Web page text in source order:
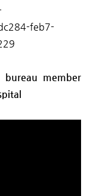
feb7-
bureau member